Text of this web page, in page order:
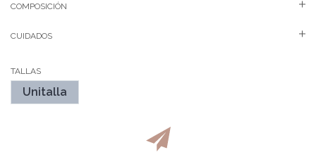
COMPOSICIÓN
CUIDADOS
TALLAS
Unitalla